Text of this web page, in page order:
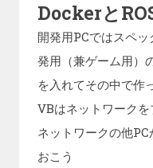
Dockerと
開発用PCではスペ
発用（兼ゲーム用
を入れてその中で作
VBはネットワーク
ネットワークの他
おこう